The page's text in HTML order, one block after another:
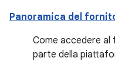
Panoramica del
Come accedere
parte della